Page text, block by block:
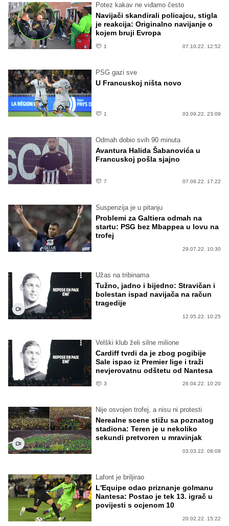
Potez kakav ne viđamo često
Navijači skandirali policajcu, stigla
je reakcija: Originalno navijanje o
kojem bruji Evropa
1 07.10.22. 12:52
PSG gazi sve
U Francuskoj ništa novo
1 03.09.22. 23:09
Odmah dobio svih 90 minuta
Avantura Halida Šabanovića u
Francuskoj pošla sjajno
7 07.08.22. 17:22
Suspenzija je u pitanju
Problemi za Galtiera odmah na
startu: PSG bez Mbappea u lovu na
trofej
29.07.22. 10:30
Užas na tribinama
Tužno, jadno i bijedno: Stravičan i
bolestan ispad navijača na račun
tragedije
12.05.22. 10:25
Velški klub želi silne milione
Cardiff tvrdi da je zbog pogibije
Sale ispao iz Premier lige i traži
nevjerovatnu odštetu od Nantesa
3 26.04.22. 10:20
Nije osvojen trofej, a nisu ni protesti
Nerealne scene stižu sa poznatog
stadiona: Teren je u nekoliko
sekundi pretvoren u mravinjak
03.03.22. 08:08
Lafont je briljirao
L'Equipe odao priznanje golmanu
Nantesa: Postao je tek 13. igrač u
povijesti s ocjenom 10
20.02.22. 15:22